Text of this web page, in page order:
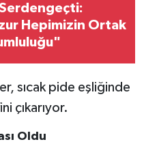
Hepimizin Ortak
sıcak pide eşliğinde
çıkarıyor.
Oldu